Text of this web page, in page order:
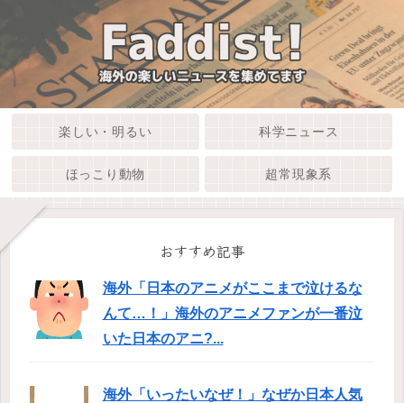
楽しい・明るい 科学ニュース
ほっこり動物 超常現象系
おすすめ記事
海外「日本のアニメがここまで泣けるな
んて…！」海外のアニメファンが一番泣
いた日本のアニ?...
海外「いったいなぜ！」なぜか日本人気